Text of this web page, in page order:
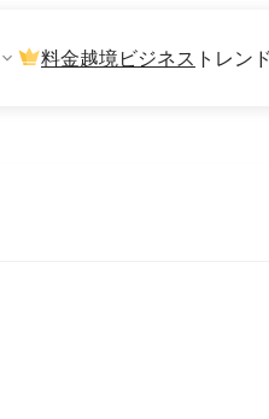
料金越境ビジネス トレン